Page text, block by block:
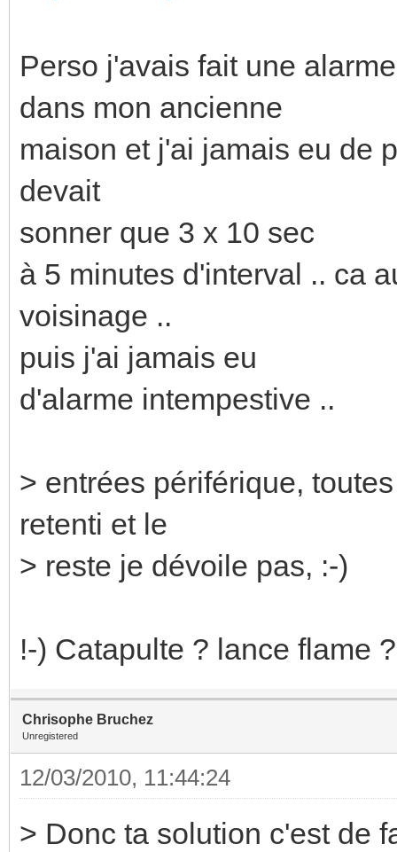
Perso j'avais fait une
dans mon ancienne
maison et j'ai jamais eu de
devait
sonner que 3 x 10 sec
à 5 minutes d'interval .. ca
voisinage ..
puis j'ai jamais eu
d'alarme intempestive ..
> entrées périférique,
retenti et le
> reste je dévoile pas, :-)
!-) Catapulte ? lance flame
Chrisophe Bruchez
Unregistered
12/03/2010, 11:44:24
> Donc ta solution c'est de